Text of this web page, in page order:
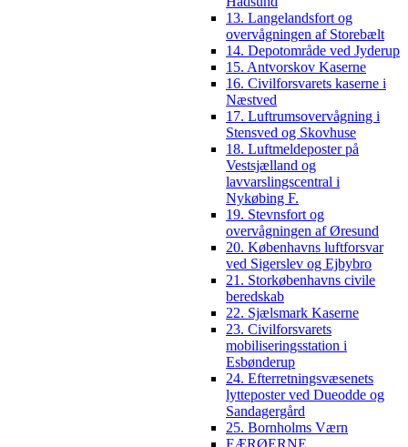
13. Langelandsfort og
overvågningen af Storebælt
14. Depotområde ved Jyderup
15. Antvorskov Kaserne
16. Civilforsvarets kaserne i
Næstved
17. Luftrumsovervågning i
Stensved og Skovhuse
18. Luftmeldeposter på
Vestsjælland og
lavvarslingscentral i
Nykøbing F.
19. Stevnsfort og
overvågningen af Øresund
20. Københavns luftforsvar
ved Sigerslev og Ejbybro
21. Storkøbenhavns civile
beredskab
22. Sjælsmark Kaserne
23. Civilforsvarets
mobiliseringsstation i
Esbønderup
24. Efterretningsvæsenets
lytteposter ved Dueodde og
Sandagergård
25. Bornholms Værn
FÆRØERNE